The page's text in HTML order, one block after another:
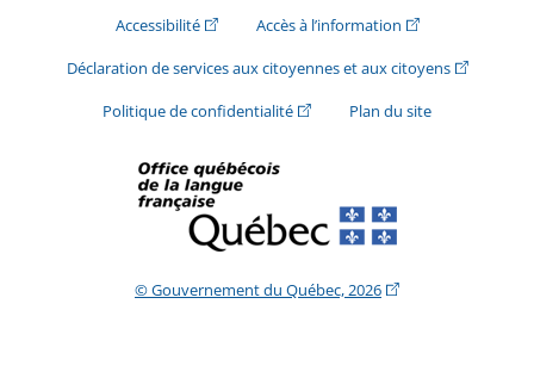
Accessibilité(Cet hyperlien externe s'ouvrira dans une
Accès à l’information(Cet hyperlien
Déclaration de services aux citoyennes et aux citoyens(Cet
Politique de confidentialité(Cet hyperlien externe s'ouvrira
Plan du site
© Gouvernement du Québec, 2026(Cet hyperlien